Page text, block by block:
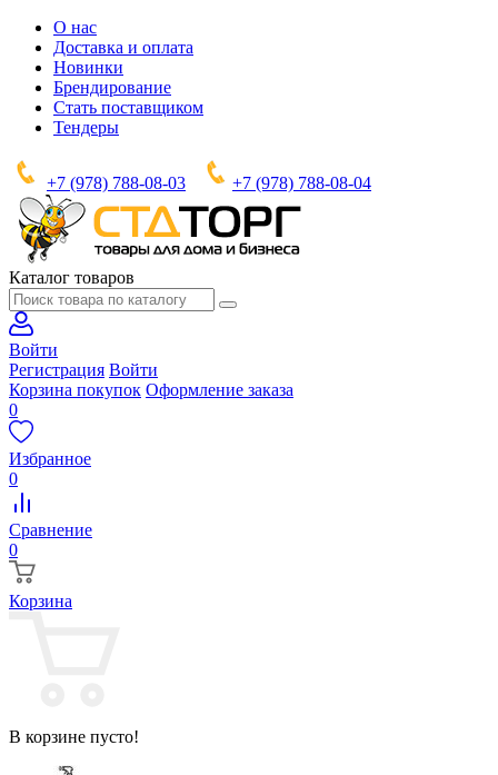
О нас
Доставка и оплата
Новинки
Брендирование
Стать поставщиком
Тендеры
+7 (978) 788-08-03 +7 (978) 788-08-04
Каталог товаров
Войти
Регистрация Войти
Корзина покупок Оформление заказа
0
Избранное
0
Сравнение
0
Корзина
В корзине пусто!